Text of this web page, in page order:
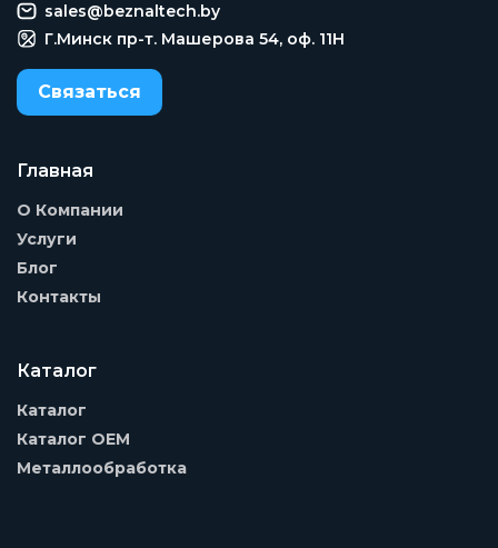
sales@beznaltech.by
Г.Минск пр-т. Машерова 54, оф. 11H
Связаться
Главная
О Компании
Услуги
Блог
Контакты
Каталог
Каталог
Каталог OEM
Металлообработка